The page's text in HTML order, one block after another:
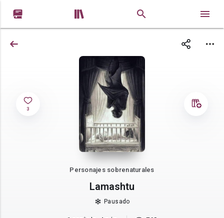
 
3
Personajes sobrenaturales
Lamashtu
Pausado